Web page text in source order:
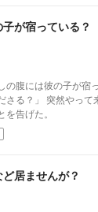
子が宿っている
の腹には彼の子が
金髪ロングヘアの女性は私に
を告げた。
居ませんが？